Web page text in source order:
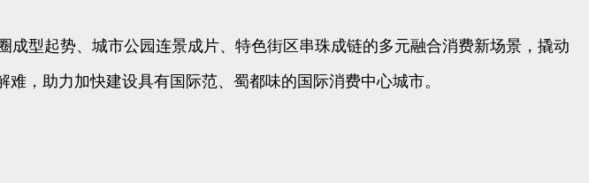
型起势、城市公园连景成片、特色街区串珠成链的多元融合消费新场景，撬动
，助力加快建设具有国际范、蜀都味的国际消费中心城市。